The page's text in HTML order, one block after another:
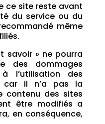
ce site reste avant
du service ou du
même
savoir » ne pourra
des dommages
l’utilisation des
car il n’a pas la
contenu des sites
être modifiés a
en conséquence,